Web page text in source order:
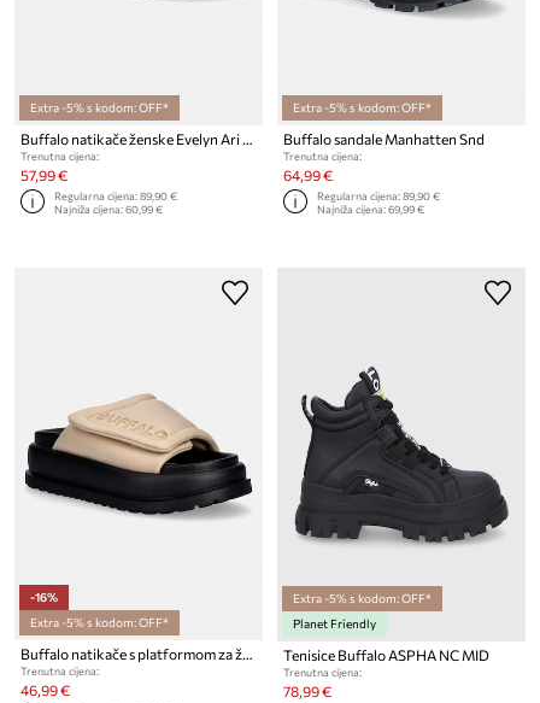
Extra -5% s kodom: OFF*
Trenutna cijena:
57,99 €
Regularna cijena:89,90 €
Najniža cijena:60,99 €
Extra -5% s kodom: OFF*
Buffalo sandale Manhatten Snd
Trenutna cijena:
64,99 €
Regularna cijena:89,90 €
Najniža cijena:69,99 €
-16%
Extra -5% s kodom: OFF*
Buffalo natikače s platformom za žene Palma Velcro
Trenutna cijena:
46,99 €
Extra -5% s kodom: OFF*
Planet Friendly
Tenisice Buffalo ASPHA NC MID
Trenutna cijena:
78,99 €